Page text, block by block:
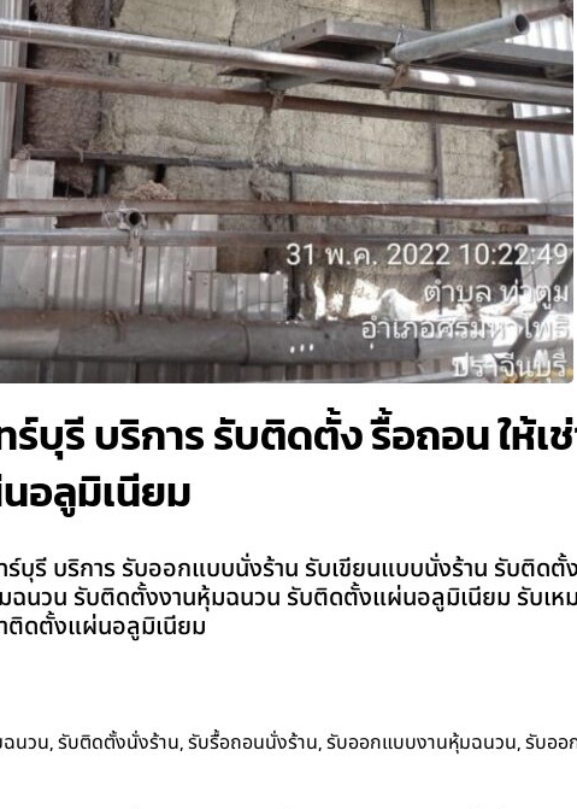
รี บริการ รับติดตั้ง รื้อถอน ให้เ
อลูมิเนียม
บริการ รับออกแบบนั่งร้าน รับเขียนแบบนั่งร้าน รับติดตั้
ฉนวน รับติดตั้งงานหุ้มฉนวน รับติดตั้งแผ่นอลูมิเนียม รับเ
ติดตั้งแผ่นอลูมิเนียม
นวน,รับติดตั้งนั่งร้าน,รับรื้อถอนนั่งร้าน,รับออกแบบงานหุ้มฉนวน,รับออ